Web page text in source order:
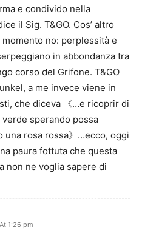
e condivido nella
il Sig. T&GO. Cos’ altro
no: perplessità e
in abbondanza tra
corso del Grifone. T&GO
a me invece viene in
che diceva 《…e ricoprir di
sperando possa
una rosa rossa》…ecco, oggi
paura fottuta che questa
non ne voglia sapere di
1:26 pm